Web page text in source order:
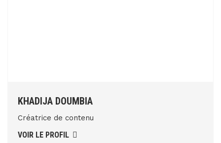
KHADIJA DOUMBIA
Créatrice de contenu
VOIR LE PROFIL